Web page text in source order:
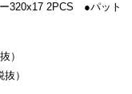
320x17 2PCS ●パット
）
）